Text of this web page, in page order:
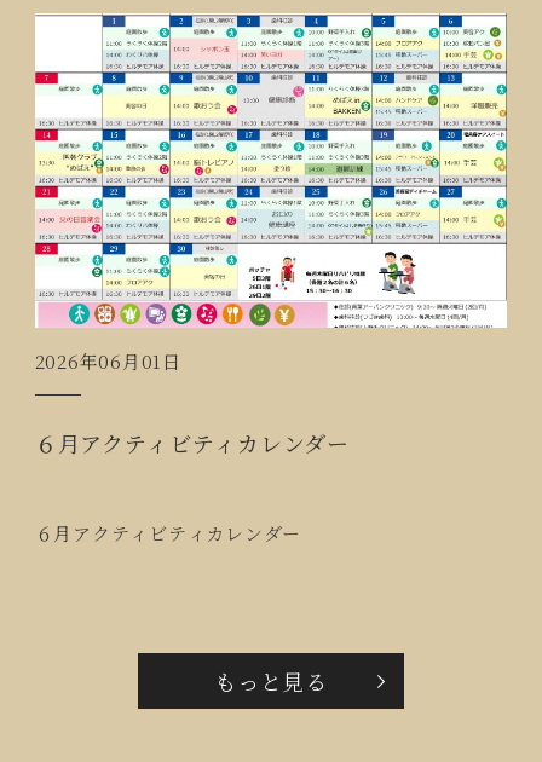
2026年06月01日
６月アクティビティカレンダー
６月アクティビティカレンダー
もっと見る